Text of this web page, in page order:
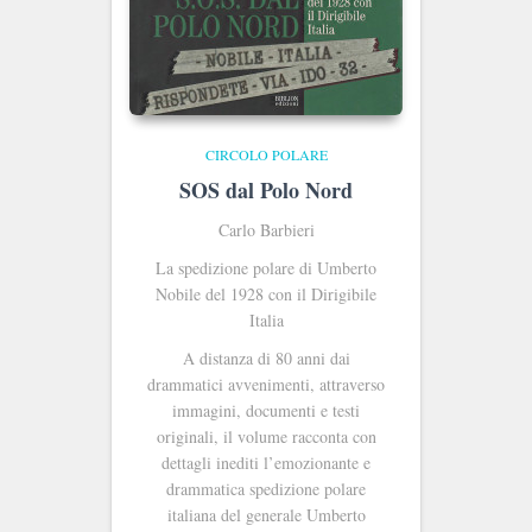
CIRCOLO POLARE
SOS dal Polo Nord
Carlo Barbieri
La spedizione polare di Umberto
Nobile del 1928 con il Dirigibile
Italia
A distanza di 80 anni dai
drammatici avvenimenti, attraverso
immagini, documenti e testi
originali, il volume racconta con
dettagli inediti l’emozionante e
drammatica spedizione polare
italiana del generale Umberto